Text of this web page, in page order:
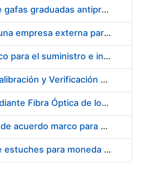
Suministro de gafas graduadas antiproyecciones para los trabajadores de la FNMT-RCM en los centros de trabajo de Madrid y Burgos
Servicios de una empresa externa para el asesoramiento y resolución de los recursos de alzada que se presentan relacionados con procesos de selección para la FNMT-RCM
Acuerdo marco para el suministro e instalación de persianas, estores y otros complementos
Servicio de Calibración y Verificación Externa de los Equipos de Medición del Servicio de Prevención de la FNMT-RCM
Conexión mediante Fibra Óptica de los Centros de Proceso de Datos (CPDs) de las sedes de la FNMT-RCM de Burgos y Madrid
Contratación de acuerdo marco para el Suministro de Material de Electricidad para la Fábrica Nacional de Moneda y Timbre-Real Casa de la Moneda en su centro de trabajo de Burgos
Suministro de estuches para moneda de 30 €